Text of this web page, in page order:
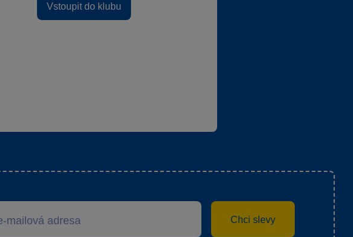
Vstoupit do klubu
Chci slevy